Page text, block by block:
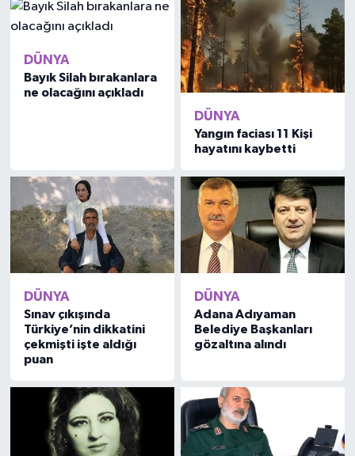
DÜNYA
Bayık Silah bırakanlara
ne olacağını açıkladı
DÜNYA
Yangın faciası 11 Kişi
hayatını kaybetti
DÜNYA
Sınav çıkışında
Türkiye’nin dikkatini
çekmişti işte aldığı
puan
DÜNYA
Adana Adıyaman
Belediye Başkanları
gözaltına alındı